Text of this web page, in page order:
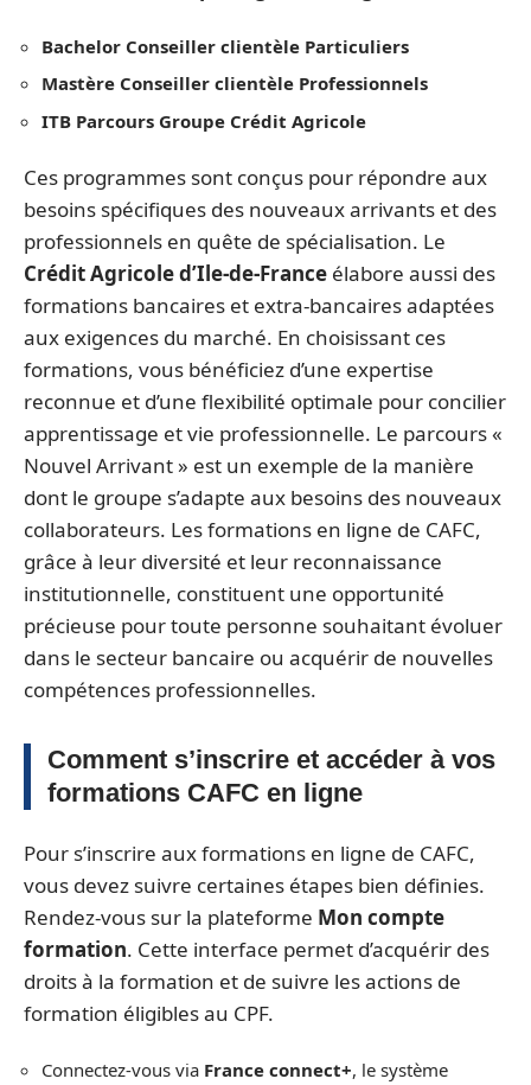
Bachelor Conseiller clientèle Particuliers
Mastère Conseiller clientèle Professionnels
ITB Parcours Groupe Crédit Agricole
Ces programmes sont conçus pour répondre aux
besoins spécifiques des nouveaux arrivants et des
professionnels en quête de spécialisation. Le
Crédit Agricole d’Ile-de-France élabore aussi des
formations bancaires et extra-bancaires adaptées
aux exigences du marché. En choisissant ces
formations, vous bénéficiez d’une expertise
reconnue et d’une flexibilité optimale pour concilier
apprentissage et vie professionnelle. Le parcours «
Nouvel Arrivant » est un exemple de la manière
dont le groupe s’adapte aux besoins des nouveaux
collaborateurs. Les formations en ligne de CAFC,
grâce à leur diversité et leur reconnaissance
institutionnelle, constituent une opportunité
précieuse pour toute personne souhaitant évoluer
dans le secteur bancaire ou acquérir de nouvelles
compétences professionnelles.
Comment s’inscrire et accéder à vos
formations CAFC en ligne
Pour s’inscrire aux formations en ligne de CAFC,
vous devez suivre certaines étapes bien définies.
Rendez-vous sur la plateforme Mon compte
formation. Cette interface permet d’acquérir des
droits à la formation et de suivre les actions de
formation éligibles au CPF.
Connectez-vous via France connect+, le système